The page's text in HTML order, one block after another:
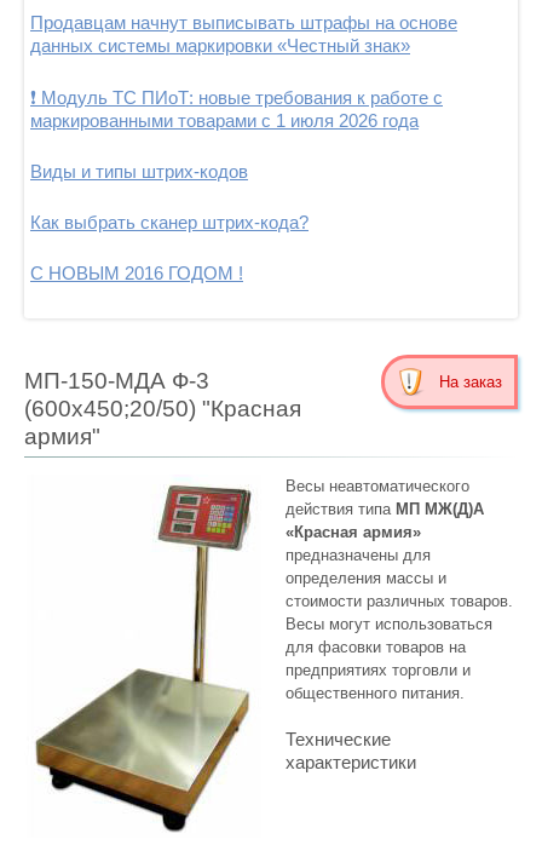
Продавцам начнут выписывать штрафы на основе
данных системы маркировки «Честный знак»
❗ Модуль ТС ПИоТ: новые требования к работе с
маркированными товарами с 1 июля 2026 года
Виды и типы штрих-кодов
Как выбрать сканер штрих-кода?
С НОВЫМ 2016 ГОДОМ !
На заказ
МП-150-МДА Ф-3
(600х450;20/50) "Красная
армия"
Весы неавтоматического
действия типа МП МЖ(Д)А
«Красная армия»
предназначены для
определения массы и
стоимости различных товаров.
Весы могут использоваться
для фасовки товаров на
предприятиях торговли и
общественного питания.
Технические
характеристики